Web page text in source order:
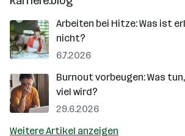
Arbeiten bei Hitze: Was ist
nicht?
6.7.2026
Burnout vorbeugen: Was
viel wird?
29.6.2026
Weitere Artikel anzeigen